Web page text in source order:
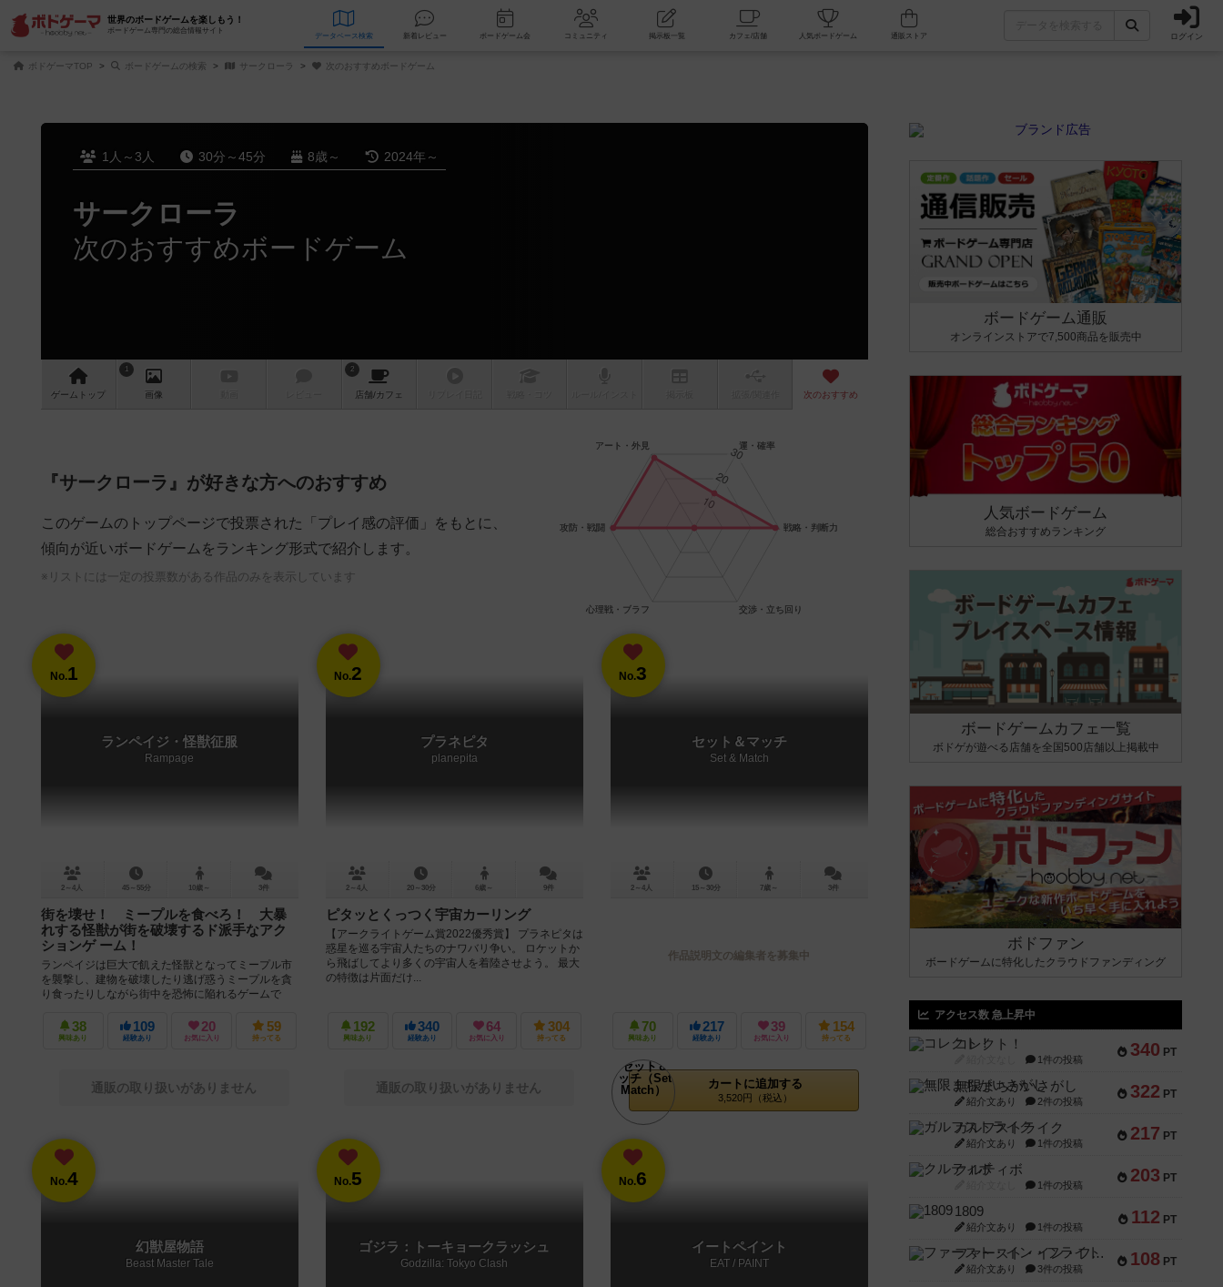
世界のボードゲームを楽しもう！
ボードゲーム専門の総合情報サイト
データベース 検索 新着レビュー ボードゲーム会 コミュニティ 掲示板一覧 カフェ/店舗 人気ボードゲーム ログイン
ボドゲーマTOP ボードゲームの検索 サークローラ 次のおすすめボードゲーム
1人～3人 30分～45分 8歳～ 2024年～
サークローラ
次のおすすめボードゲーム
ゲーム トップ
1
画像
2
店舗/カフェ 次のおすすめ
『サークローラ』が好きな方へのおすすめ
このゲームのトップページで投票された「プレイ感の評価」をもとに、
傾向が近いボードゲームをランキング形式で紹介します。
※リストには一定の投票数がある作品のみを表示しています
No.1
ランペイジ・怪獣征服
Rampage
2～4人 45～55分 10歳～ 3件
街を壊せ！ ミープルを食べろ！ 大暴
れする怪獣が街を破壊するド派手なアク
ションゲ ーム！
ランペイジは巨大で飢えた怪獣となってミープル市
を襲撃し、建物を破壊したり逃げ惑うミープルを貪
り食ったりしながら街中を恐怖に陥れるゲームで
38
興味あり
109
経験あり
20
お気に入り
59
持ってる
通販の取り扱いがありません
No.2
プラネピタ
planepita
2～4人 20～30分 6歳～ 9件
ピタッとくっつく宇宙カーリング
【アークライトゲーム賞2022優秀賞】 プラネピタは
惑星を巡る宇宙人たちのナワバリ争い。 ロケットか
ら飛ばしてより多くの宇宙人を着陸させよう。 最大
の特徴は片面だけ...
192
興味あり
340
経験あり
64
お気に入り
304
持ってる
通販の取り扱いがありません
No.3
セット＆マッチ
Set & Match
2～4人 15～30分 7歳～ 3件
作品説明文の編集者を募集中
70
興味あり
217
経験あり
39
お気に入り
154
持ってる
カートに追加する
3,520円（税込）
No.4
幻獣屋物語
Beast Master Tale
No.5
ゴジラ：トーキョークラッシュ
Godzilla: Tokyo Clash
No.6
イートペイント
EAT / PAINT
ボードゲーム通販
オンラインストアで7,500商品を販売中
人気ボードゲーム
総合おすすめランキング
ボードゲームカフェ一覧
ボドゲが遊べる店舗を全国500店舗以上掲載中
ボドファン
ボードゲームに特化したクラウドファンディング
アクセス数 急上昇中
340 PT
コレクト！
1件の投稿
322 PT
無限まちがいさがし
紹介文あり 2件の投稿
217 PT
ガルフストライク
紹介文あり 1件の投稿
203 PT
クルティボ
1件の投稿
112 PT
1809
紹介文あり 1件の投稿
108 PT
ファースト・イン・フライト
紹介文あり 3件の投稿